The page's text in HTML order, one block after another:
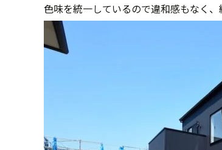
色味を統一しているので違和感もなく、